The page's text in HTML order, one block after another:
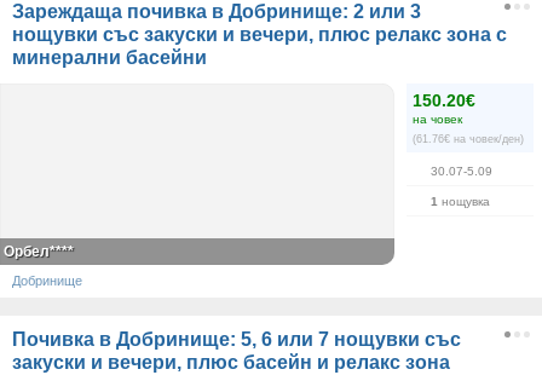
Зареждаща почивка в Добринище: 2 или 3
нощувки със закуски и вечери, плюс релакс зона с
минерални басейни
150.20€
на човек
(61.76€ на човек/ден)
30.07-5.09
1 нощувка
Орбел****
Добринище
Почивка в Добринище: 5, 6 или 7 нощувки със
закуски и вечери, плюс басейн и релакс зона